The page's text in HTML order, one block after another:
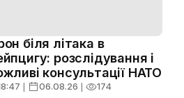
біля літака в
розслідування і
консультації НАТО
❘ 06.08.26 ❘ 174